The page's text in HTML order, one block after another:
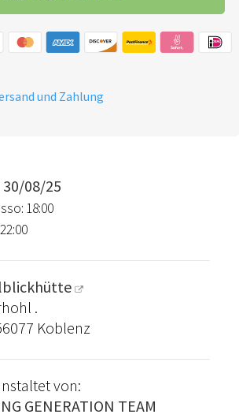
GEMEINTE
NUR
und Zahlung
30/08/25
18:00
.
Koblenz
von:
GENERATION TEAM